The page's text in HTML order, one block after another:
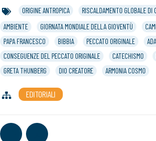
ORIGINE ANTROPICA RISCALDAMENTO GLOBALE DI
AMBIENTE
GIORNATA MONDIALE DELLA GIOVENTÙ
PAPA FRANCESCO
BIBBIA PECCATO ORIGINALE
CONSEGUENZE DEL PECCATO ORIGINALE
CATECHISMO
GRETA THUNBERG
DIO CREATORE ARMONIA COSMO
EDITORIALI